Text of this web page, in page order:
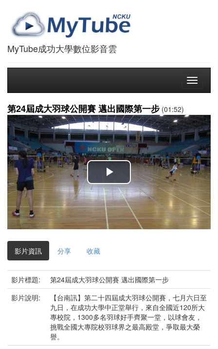
MyTube成功大學數位影音雲
Toggle
第24屆成大羽球公開賽 邁出國際第一步 (01:52)
播
放
影
影片資訊 分享 收藏
影片標題:
第24屆成大羽球公開賽 邁出國際第一步
影片說明:
【台南訊】第二十四屆成大羽球公開賽，七月六日至
九日，在成功大學中正堂舉行，來自全國近120所大
專校院，1300多名羽球好手齊聚一堂，以球會友，
挑戰全國大專院校羽球界之最高殿堂，爭取最大榮
譽。